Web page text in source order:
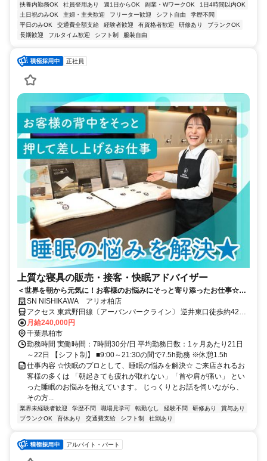
扶養内勤務OK 社員登用あり 週1日からOK 副業・WワークOK
1日4時間以内OK
土日祝のみOK
主婦・主夫歓迎 フリーター歓迎 シフト自由
学歴不問
平日のみOK
交通費全額支給 経験者歓迎 有資格者歓迎 研修あり
ブランクOK
長期歓迎
フルタイム歓迎 シフト制 服装自由
正社員
上質な寝具の販売・接客・快眠アドバイザー
＜世界を朝から元気に！お客様のお悩みにそっと寄り添ったお仕事☆＞
月給＋インセンも◎ネトフリ無料などユニークな福利厚生も♪
SN NISHIKAWA アリオ柏店
アクセス 東武野田線〔アーバンパークライン〕 逆井東口徒歩約42
分、東武野田線〔アーバンパークライン〕 高柳西口徒歩約46分、東
武野田線〔アーバンパークライン〕 増尾東口徒歩約47分
月給240,000円
千葉県柏市
勤務時間 実働時間：7時間30分/日 平均勤務日数：1ヶ月あたり21日
～22日 【シフト制】 ■9:00～21:30の間で7.5h勤務 ※休憩1.5h
仕事内容 ☆快眠のプロとして、睡眠の悩みを解決☆ ご来店されるお
客様の多くは 「朝起きても疲れが取れない」「首や肩が痛い」 とい
った睡眠のお悩みを抱えています。 じっくりとお話を伺いながら、
その方...
業界未経験者歓迎 学歴不問 職場見学可 転勤なし 経験不問 研修あり
賞与あり
ブランクOK
育休あり 交通費支給 シフト制 社割あり
アルバイト・パート